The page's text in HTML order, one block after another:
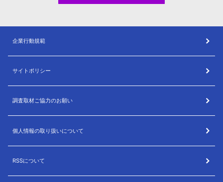
企業行動規範
サイトポリシー
調査取材ご協力のお願い
個人情報の取り扱いについて
RSSについて